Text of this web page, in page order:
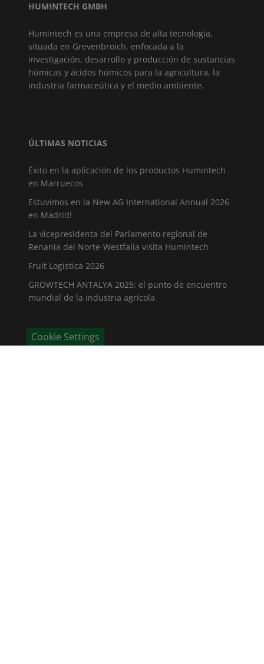
HUMINTECH GMBH
Humintech es una empresa de alta tecnología,
situada en Grevenbroich, enfocada a la
investigación, desarrollo y producción de sustancias
húmicas y ácidos húmicos para la agricultura, la
industria farmaceútica y el medio ambiente.
ÚLTIMAS NOTICIAS
Éxito en la aplicación de los productos Humintech
en Marruecos
Estuvimos en la New AG International Annual 2026
en Madrid!
La vicepresidenta del Parlamento regional de
Renania del Norte-Westfalia visita Humintech
Fruit Logistica 2026
GROWTECH ANTALYA 2025: el punto de encuentro
mundial de la industria agrícola
Cookie Settings